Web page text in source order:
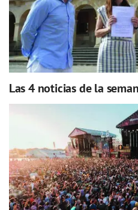
Las 4 noticias de la